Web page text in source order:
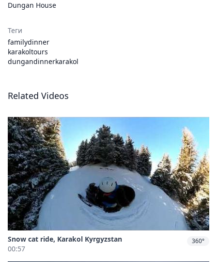
Dungan House
Теги
familydinner
karakoltours
dungandinnerkarakol
Related Videos
Snow cat ride, Karakol Kyrgyzstan
00:57
360°